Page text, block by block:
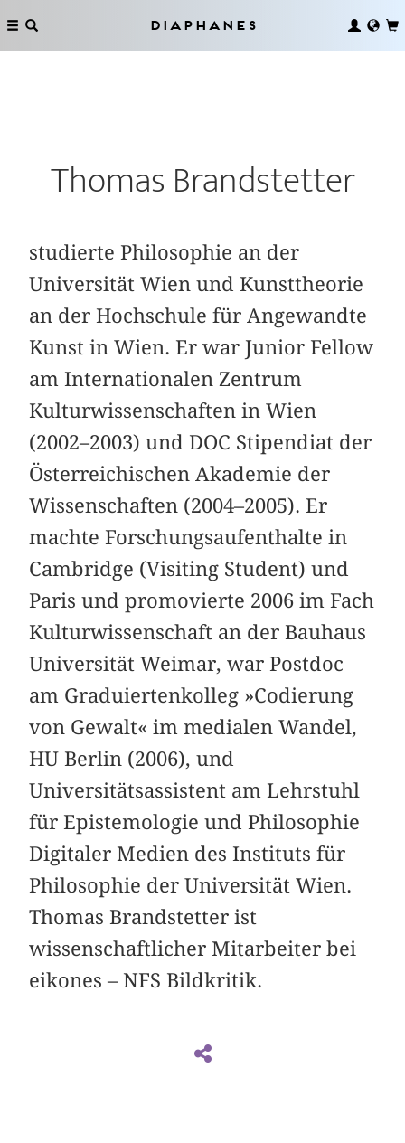
Diaphanes
Thomas Brandstetter
studierte Philosophie an der
Universität Wien und Kunsttheorie
an der Hochschule für Angewandte
Kunst in Wien. Er war Junior Fellow
am Internationalen Zentrum
Kulturwissenschaften in Wien
(2002–2003) und DOC Stipendiat der
Österreichischen Akademie der
Wissenschaften (2004–2005). Er
machte Forschungsaufenthalte in
Cambridge (Visiting Student) und
Paris und promovierte 2006 im Fach
Kulturwissenschaft an der Bauhaus
Universität Weimar, war Postdoc
am Graduiertenkolleg »Codierung
von Gewalt« im medialen Wandel,
HU Berlin (2006), und
Universitätsassistent am Lehrstuhl
für Epistemologie und Philosophie
Digitaler Medien des Instituts für
Philosophie der Universität Wien.
Thomas Brandstetter ist
wissenschaftlicher Mitarbeiter bei
eikones – NFS Bildkritik.